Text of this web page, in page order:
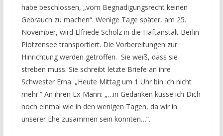
habe beschlossen, „vom Begnadigungsrecht keinen
Gebrauch zu machen“. Wenige Tage später, am 25.
November, wird Elfriede Scholz in die Haftanstalt Berlin-
Plötzensee transportiert. Die Vorbereitungen zur
Hinrichtung werden getroffen. Sie weiß, dass sie
streben muss. Sie schreibt letzte Briefe an ihre
Schwester Erna: „Heute Mittag um 1 Uhr bin ich nicht
mehr.“ An ihren Ex-Mann: „…in Gedanken küsse ich Dich
noch einmal wie in den wenigen Tagen, da wir in
unserer Ehe zusammen sein konnten…”.